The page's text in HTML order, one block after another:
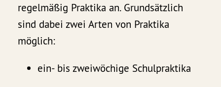
regelmäßig Praktika an. Grundsätzlich
sind dabei zwei Arten von Praktika
möglich:
ein- bis zweiwöchige Schulpraktika